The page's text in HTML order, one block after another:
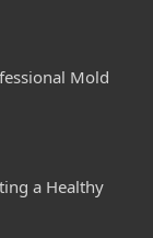
Mold
a Healthy